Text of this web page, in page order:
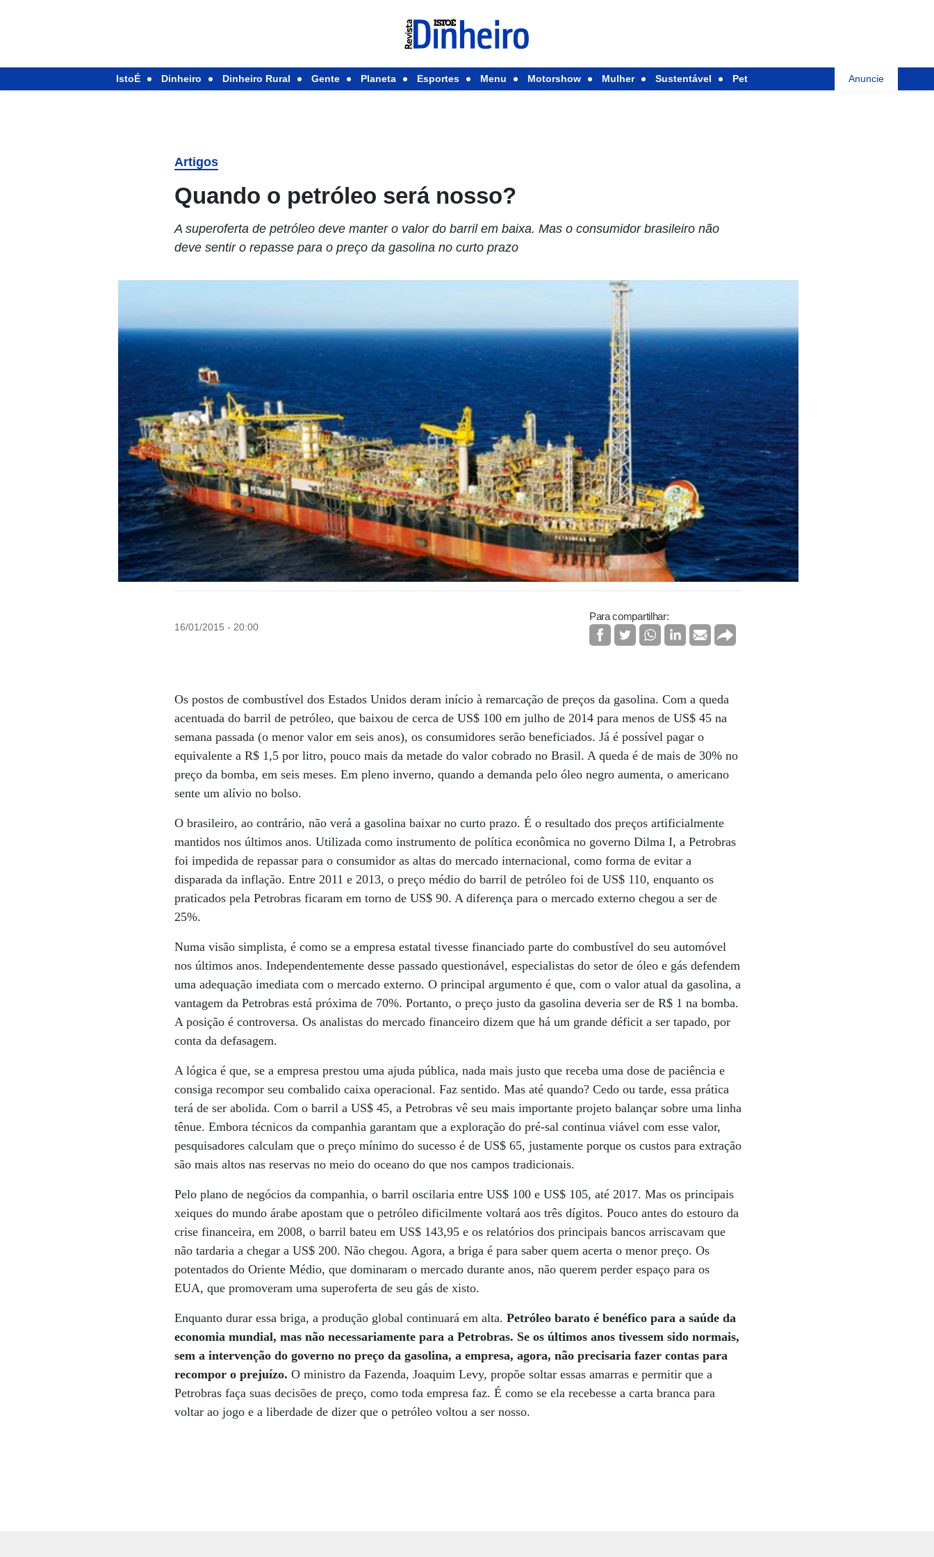
IstoÉ Dinheiro Dinheiro Rural Gente Planeta Esportes Menu Motorshow Mulher Sustentável Pet Anuncie
Artigos
Quando o petróleo será nosso?
A superoferta de petróleo deve manter o valor do barril em baixa. Mas o consumidor brasileiro não
deve sentir o repasse para o preço da gasolina no curto prazo
16/01/2015 - 20:00
Para compartilhar:
Os postos de combustível dos Estados Unidos deram início à remarcação de preços da gasolina. Com a queda
acentuada do barril de petróleo, que baixou de cerca de US$ 100 em julho de 2014 para menos de US$ 45 na
semana passada (o menor valor em seis anos), os consumidores serão beneficiados. Já é possível pagar o
equivalente a R$ 1,5 por litro, pouco mais da metade do valor cobrado no Brasil. A queda é de mais de 30% no
preço da bomba, em seis meses. Em pleno inverno, quando a demanda pelo óleo negro aumenta, o americano
sente um alívio no bolso.
O brasileiro, ao contrário, não verá a gasolina baixar no curto prazo. É o resultado dos preços artificialmente
mantidos nos últimos anos. Utilizada como instrumento de política econômica no governo Dilma I, a Petrobras
foi impedida de repassar para o consumidor as altas do mercado internacional, como forma de evitar a
disparada da inflação. Entre 2011 e 2013, o preço médio do barril de petróleo foi de US$ 110, enquanto os
praticados pela Petrobras ficaram em torno de US$ 90. A diferença para o mercado externo chegou a ser de
25%.
Numa visão simplista, é como se a empresa estatal tivesse financiado parte do combustível do seu automóvel
nos últimos anos. Independentemente desse passado questionável, especialistas do setor de óleo e gás defendem
uma adequação imediata com o mercado externo. O principal argumento é que, com o valor atual da gasolina, a
vantagem da Petrobras está próxima de 70%. Portanto, o preço justo da gasolina deveria ser de R$ 1 na bomba.
A posição é controversa. Os analistas do mercado financeiro dizem que há um grande déficit a ser tapado, por
conta da defasagem.
A lógica é que, se a empresa prestou uma ajuda pública, nada mais justo que receba uma dose de paciência e
consiga recompor seu combalido caixa operacional. Faz sentido. Mas até quando? Cedo ou tarde, essa prática
terá de ser abolida. Com o barril a US$ 45, a Petrobras vê seu mais importante projeto balançar sobre uma linha
tênue. Embora técnicos da companhia garantam que a exploração do pré-sal continua viável com esse valor,
pesquisadores calculam que o preço mínimo do sucesso é de US$ 65, justamente porque os custos para extração
são mais altos nas reservas no meio do oceano do que nos campos tradicionais.
Pelo plano de negócios da companhia, o barril oscilaria entre US$ 100 e US$ 105, até 2017. Mas os principais
xeiques do mundo árabe apostam que o petróleo dificilmente voltará aos três dígitos. Pouco antes do estouro da
crise financeira, em 2008, o barril bateu em US$ 143,95 e os relatórios dos principais bancos arriscavam que
não tardaria a chegar a US$ 200. Não chegou. Agora, a briga é para saber quem acerta o menor preço. Os
potentados do Oriente Médio, que dominaram o mercado durante anos, não querem perder espaço para os
EUA, que promoveram uma superoferta de seu gás de xisto.
Enquanto durar essa briga, a produção global continuará em alta.Petróleo barato é benéfico para a saúde da
economia mundial, mas não necessariamente para a Petrobras. Se os últimos anos tivessem sido normais,
sem a intervenção do governo no preço da gasolina, a empresa, agora, não precisaria fazer contas para
recompor o prejuízo.O ministro da Fazenda, Joaquim Levy, propõe soltar essas amarras e permitir que a
Petrobras faça suas decisões de preço, como toda empresa faz. É como se ela recebesse a carta branca para
voltar ao jogo e a liberdade de dizer que o petróleo voltou a ser nosso.